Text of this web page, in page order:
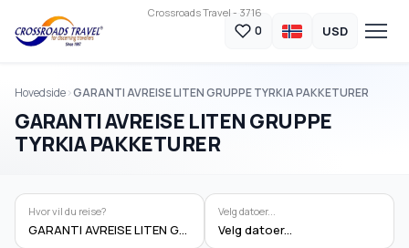
Crossroads Travel - 3716
0 USD
Hovedside GARANTI AVREISE LITEN GRUPPE TYRKIA PAKKETURER
GARANTI AVREISE LITEN GRUPPE
TYRKIA PAKKETURER
Hvor vil du reise?
GARANTI AVREISE LITEN GRUPPE TYRKIA PAKKETURER
Velg datoer...
Velg datoer...